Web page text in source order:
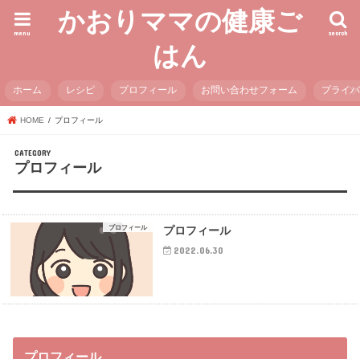
かおりママの健康ご
はん
search
menu
ホーム レシピ プロフィール お問い合わせフォーム プライ
HOME プロフィール
プロフィール
プロフィール プロフィール
2022.06.30